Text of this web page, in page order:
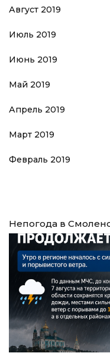
Август 2019
Июль 2019
Июнь 2019
Май 2019
Апрель 2019
Март 2019
Февраль 2019
Непогода в